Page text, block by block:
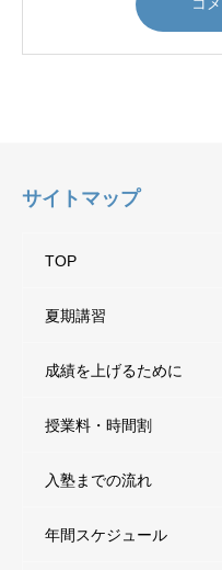
サイトマップ
TOP
夏期講習
成績を上げるために
授業料・時間割
入塾までの流れ
年間スケジュール